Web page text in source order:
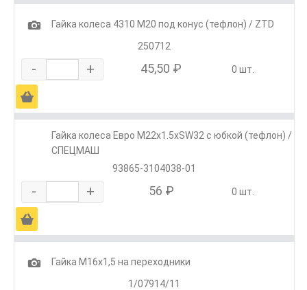
1
Гайка колеса 4310 М20 под конус (тефлон) / ZTD
250712
- + 45,50 ₽ 0 шт.
Ä
Гайка колеса Евро М22х1.5хSW32 с юбкой (тефлон) /
СПЕЦМАШ
93865-3104038-01
- + 56 ₽ 0 шт.
Ä
1
Гайка М16х1,5 на переходники
1/07914/11